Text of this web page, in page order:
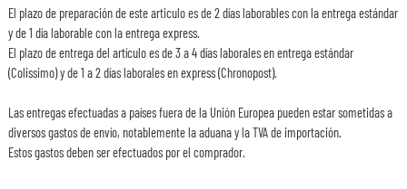
El plazo de preparación de este articulo es de 2 días laborables con la entrega estándar
y de 1 día laborable con la entrega express.
El plazo de entrega del artículo es de 3 a 4 días laborales en entrega estándar
(Colissimo) y de 1 a 2 días laborales en express (Chronopost).
Las entregas efectuadas a países fuera de la Unión Europea pueden estar sometidas a
diversos gastos de envío, notablemente la aduana y la TVA de importación.
Estos gastos deben ser efectuados por el comprador.